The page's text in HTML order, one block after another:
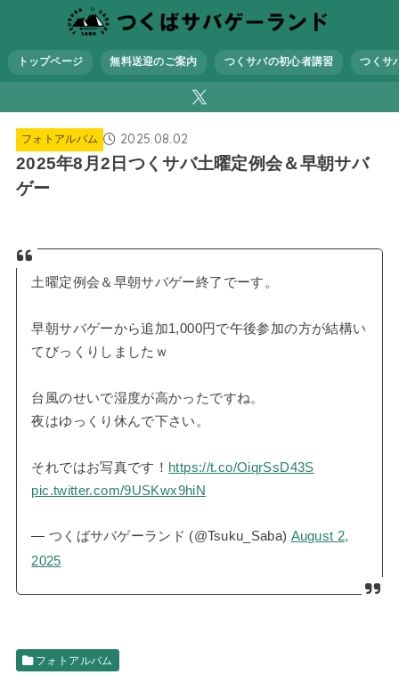
トップページ 無料送迎のご案内 つくサバの初心者講習 つくサ
フォトアルバム 2025.08.02
2025年8月2日つくサバ土曜定例会＆早朝サバ
ゲー
土曜定例会＆早朝サバゲー終了でーす。
早朝サバゲーから追加1,000円で午後参加の方が結構い
てびっくりしましたｗ
台風のせいで湿度が高かったですね。
夜はゆっくり休んで下さい。
それではお写真です！ https://t.co/OiqrSsD43S
pic.twitter.com/9USKwx9hiN
— つくばサバゲーランド (@Tsuku_Saba) August 2,
2025
フォトアルバム